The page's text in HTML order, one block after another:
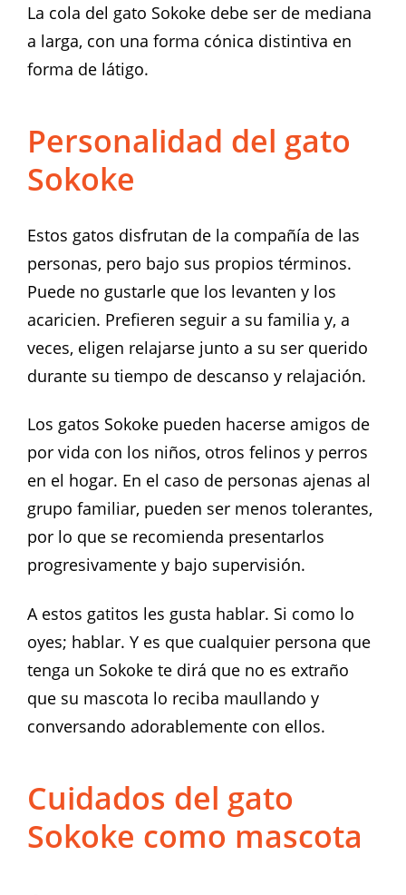
La cola del gato Sokoke debe ser de mediana
a larga, con una forma cónica distintiva en
forma de látigo.
Personalidad del gato
Sokoke
Estos gatos disfrutan de la compañía de las
personas, pero bajo sus propios términos.
Puede no gustarle que los levanten y los
acaricien. Prefieren seguir a su familia y, a
veces, eligen relajarse junto a su ser querido
durante su tiempo de descanso y relajación.
Los gatos Sokoke pueden hacerse amigos de
por vida con los niños, otros felinos y perros
en el hogar. En el caso de personas ajenas al
grupo familiar, pueden ser menos tolerantes,
por lo que se recomienda presentarlos
progresivamente y bajo supervisión.
A estos gatitos les gusta hablar. Si como lo
oyes; hablar. Y es que cualquier persona que
tenga un Sokoke te dirá que no es extraño
que su mascota lo reciba maullando y
conversando adorablemente con ellos.
Cuidados del gato
Sokoke como mascota